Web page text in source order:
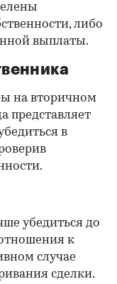
либо
выплаты.
на вторичном
представляет
в
убедиться до
к
случае
сделки.